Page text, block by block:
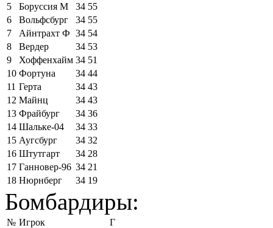
5
Боруссия М 34 55
6
Вольфсбург 34 55
7
Айнтрахт Ф 34 54
8
Вердер 34 53
9
Хоффенхайм 34 51
10 Фортуна 34 44
11 Герта 34 43
12 Майнц 34 43
13 Фрайбург 34 36
14 Шальке-04 34 33
15 Аугсбург 34 32
16 Штутгарт 34 28
17 Ганновер-96 34 21
18 Нюрнберг 34 19
Бомбардиры:
№ Игрок
Г